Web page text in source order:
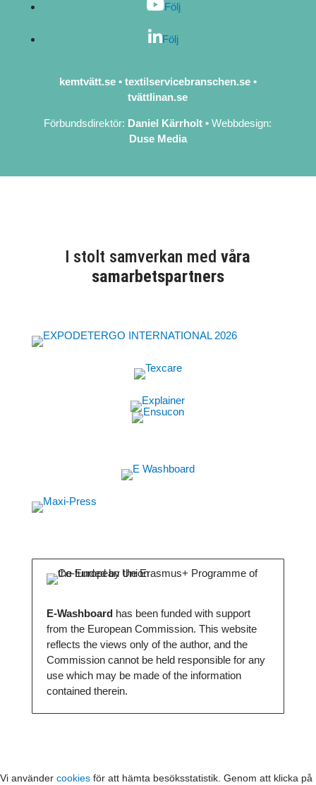
Följ
Följ
kemtvätt.se • textilservicebranschen.se •
tvättlinan.se
Förbundsdirektör: Daniel Kärrholt • Webbdesign:
Duse Media
I stolt samverkan medvåra
samarbetspartners
E-Washboardhas been funded with support
from the European Commission. This website
reflects the views only of the author, and the
Commission cannot be held responsible for any
use which may be made of the information
contained therein.
Vi använder cookies för att hämta besöksstatistik. Genom att klicka på